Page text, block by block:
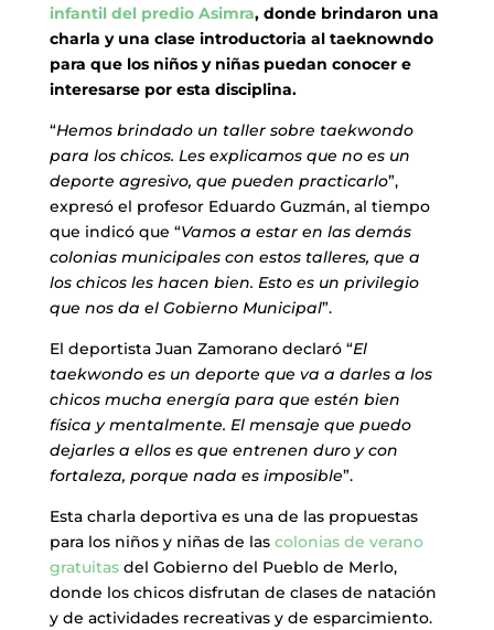
infantil del predio Asimra, donde brindaron una
charla y una clase introductoria al taeknowndo
para que los niños y niñas puedan conocer e
interesarse por esta disciplina.
“Hemos brindado un taller sobre taekwondo
para los chicos. Les explicamos que no es un
deporte agresivo, que pueden practicarlo”,
expresó el profesor Eduardo Guzmán, al tiempo
que indicó que “Vamos a estar en las demás
colonias municipales con estos talleres, que a
los chicos les hacen bien. Esto es un privilegio
que nos da el Gobierno Municipal”.
El deportista Juan Zamorano declaró “El
taekwondo es un deporte que va a darles a los
chicos mucha energía para que estén bien
física y mentalmente. El mensaje que puedo
dejarles a ellos es que entrenen duro y con
fortaleza, porque nada es imposible”.
Esta charla deportiva es una de las propuestas
para los niños y niñas de las colonias de verano
gratuitasdel Gobierno del Pueblo de Merlo,
donde los chicos disfrutan de clases de natación
y de actividades recreativas y de esparcimiento.